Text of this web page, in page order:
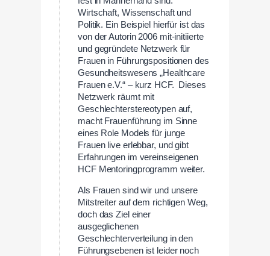
Wirtschaft, Wissenschaft und
Politik. Ein Beispiel hierfür ist das
von der Autorin 2006 mit-initiierte
und gegründete Netzwerk für
Frauen in Führungspositionen des
Gesundheitswesens „Healthcare
Frauen e.V.“ – kurz HCF. Dieses
Netzwerk räumt mit
Geschlechterstereotypen auf,
macht Frauenführung im Sinne
eines Role Models für junge
Frauen live erlebbar, und gibt
Erfahrungen im vereinseigenen
HCF Mentoringprogramm weiter.
Als Frauen sind wir und unsere
Mitstreiter auf dem richtigen Weg,
doch das Ziel einer
ausgeglichenen
Geschlechterverteilung in den
Führungsebenen ist leider noch